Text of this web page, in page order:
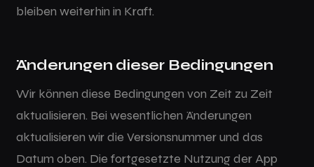
bleiben weiterhin in Kraft.
Änderungen dieser Bedingungen
Wir können diese Bedingungen von Zeit zu Zeit
aktualisieren. Bei wesentlichen Änderungen
aktualisieren wir die Versionsnummer und das
Datum oben. Die fortgesetzte Nutzung der App